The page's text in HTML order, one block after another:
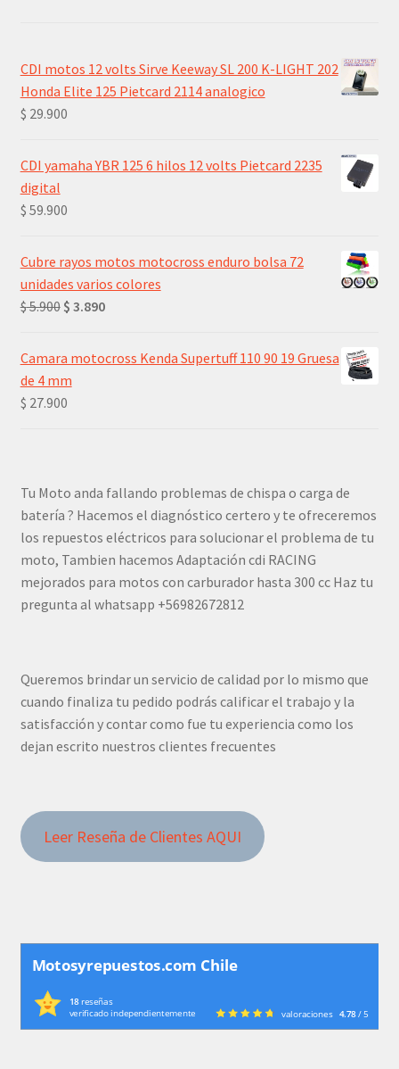
CDI motos 12 volts Sirve Keeway SL 200 K-LIGHT 202
Honda Elite 125 Pietcard 2114 analogico
$ 29.900
CDI yamaha YBR 125 6 hilos 12 volts Pietcard 2235
digital
$ 59.900
Cubre rayos motos motocross enduro bolsa 72
unidades varios colores
$5.900 El
$ 5.900.
$ 3.890El
actual
Camara motocross Kenda Supertuff 110 90 19 Gruesa
de 4 mm
$ 27.900
Tu Moto anda fallando problemas de chispa o carga de
batería ? Hacemos el diagnóstico certero y te ofreceremos
los repuestos eléctricos para solucionar el problema de tu
moto, Tambien hacemos Adaptación cdi RACING
mejorados para motos con carburador hasta 300 cc Haz tu
pregunta al whatsapp +56982672812
Queremos brindar un servicio de calidad por lo mismo que
cuando finaliza tu pedido podrás calificar el trabajo y la
satisfacción y contar como fue tu experiencia como los
dejan escrito nuestros clientes frecuentes
Leer Reseña de Clientes AQUI
Motosyrepuestos.com Chile
18reseñas
verificado independientemente
valoraciones 4.78/ 5